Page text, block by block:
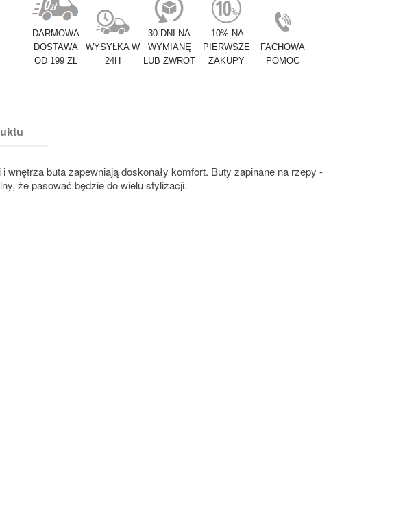
DARMOWA
DOSTAWA
OD 199 ZŁ
WYSYŁKA W
24H
30 DNI NA
WYMIANĘ
LUB ZWROT
-10% NA
PIERWSZE
ZAKUPY
FACHOWA
POMOC
buta zapewniają doskonały komfort. Buty zapinane na rzepy -
że pasować będzie do wielu stylizacji.